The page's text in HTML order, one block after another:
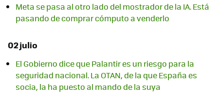
Meta se pasa al otro lado del mostrador de la IA. Está
pasando de comprar cómputo a venderlo
02 julio
El Gobierno dice que Palantir es un riesgo para la
seguridad nacional. La OTAN, de la que España es
socia, la ha puesto al mando de la suya